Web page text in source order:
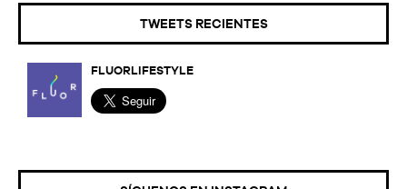
TWEETS RECIENTES
FLUORLIFESTYLE